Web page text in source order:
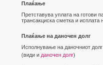
Плаќање
Претставува уплата на готови
трансакциска сметка и исплата
Плаќање на даночен долг
Исполнување на даночниот
(види и даночен долг)